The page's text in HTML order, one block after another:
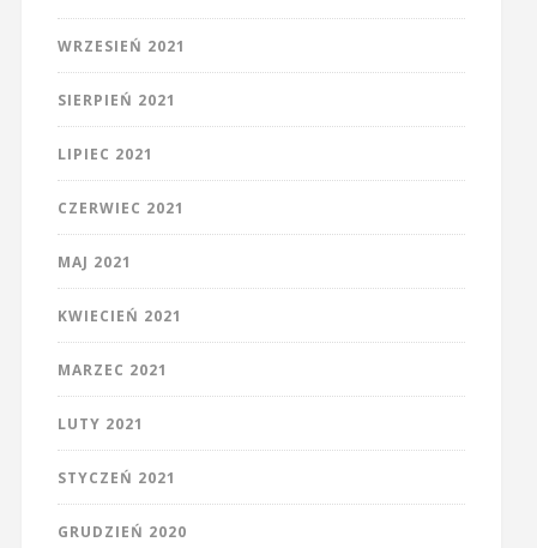
WRZESIEŃ 2021
SIERPIEŃ 2021
LIPIEC 2021
CZERWIEC 2021
MAJ 2021
KWIECIEŃ 2021
MARZEC 2021
LUTY 2021
STYCZEŃ 2021
GRUDZIEŃ 2020